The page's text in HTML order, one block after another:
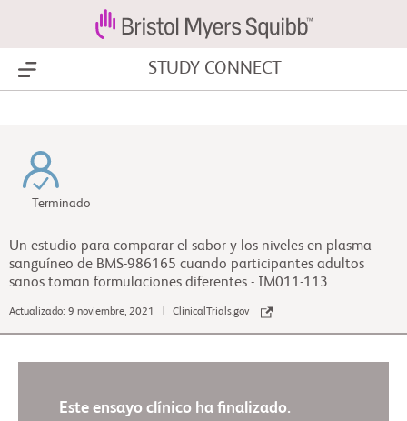
Show Menu STUDY CONNECT
Terminado
Un estudio para comparar el sabor y los niveles en plasma
sanguíneo de BMS-986165 cuando participantes adultos
sanos toman formulaciones diferentes - IM011-113
Actualizado: 9 noviembre, 2021 | ClinicalTrials.gov
Este ensayo clínico ha finalizado.